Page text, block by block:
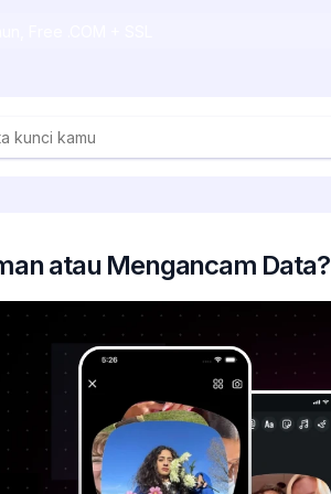
atau Mengancam Data?